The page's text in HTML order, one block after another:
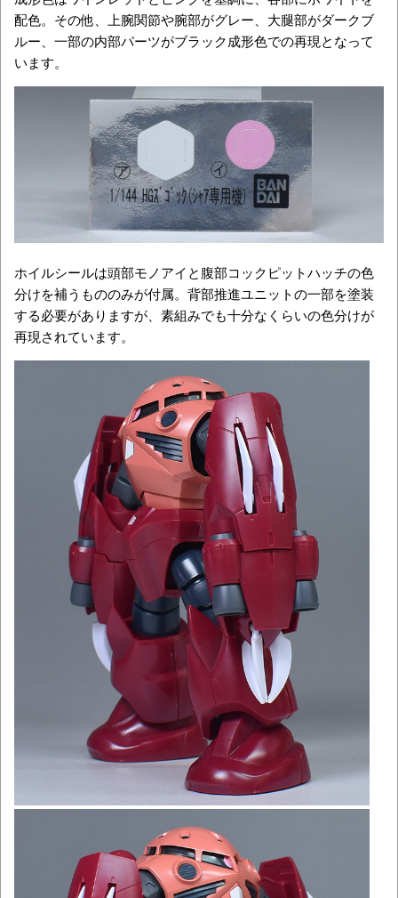
配色。その他、上腕関節や腕部がグレー、大腿部がダークブ
ルー、一部の内部パーツがブラック成形色での再現となって
います。
ホイルシールは頭部モノアイと腹部コックピットハッチの色
分けを補うもののみが付属。背部推進ユニットの一部を塗装
する必要がありますが、素組みでも十分なくらいの色分けが
再現されています。